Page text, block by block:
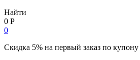
Найти
0 Р
0
Скидка 5% на первый заказ по купону